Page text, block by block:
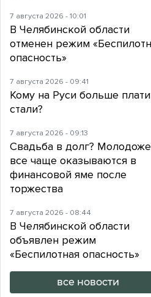
7 августа 2026 - 10:01
В Челябинской области
отменен режим
опасность»
7 августа 2026 - 09:41
Кому на Руси больше
стали?
7 августа 2026 - 09:13
Свадьба в долг?
все чаще оказываются в
финансовой яме после
торжества
7 августа 2026 - 08:44
В Челябинской области
объявлен режим
«Беспилотная опасность»
все новости